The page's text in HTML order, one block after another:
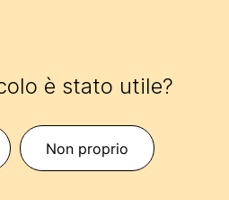
è stato utile?
Non proprio